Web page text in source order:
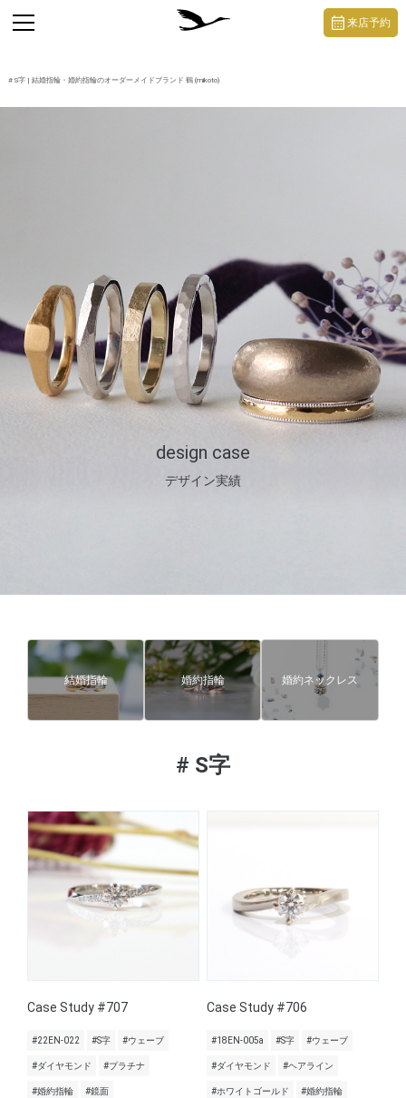
# S字| 結婚指輪・婚約指輪のオーダーメイドブランド 鶴 (mikoto)
design case
デザイン実績
toggle
navigation
来店予約
結婚指輪 婚約指輪 婚約ネックレス
# S字
Case Study #707
#22EN-022 #S字 #ウェーブ
#ダイヤモンド #プラチナ
#婚約指輪 #鏡面
Case Study #706
#18EN-005a #S字 #ウェーブ
#ダイヤモンド #ヘアライン
#ホワイトゴールド #婚約指輪